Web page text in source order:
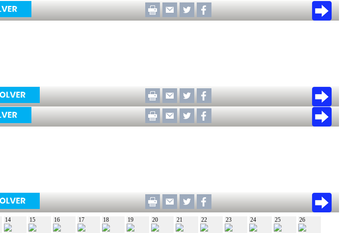
14 15 16 17 18 19 20 21 22 23 24 25 26